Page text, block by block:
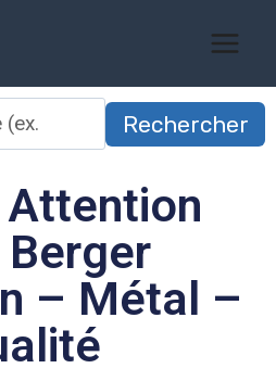
Rechercher
Attention
– Métal –